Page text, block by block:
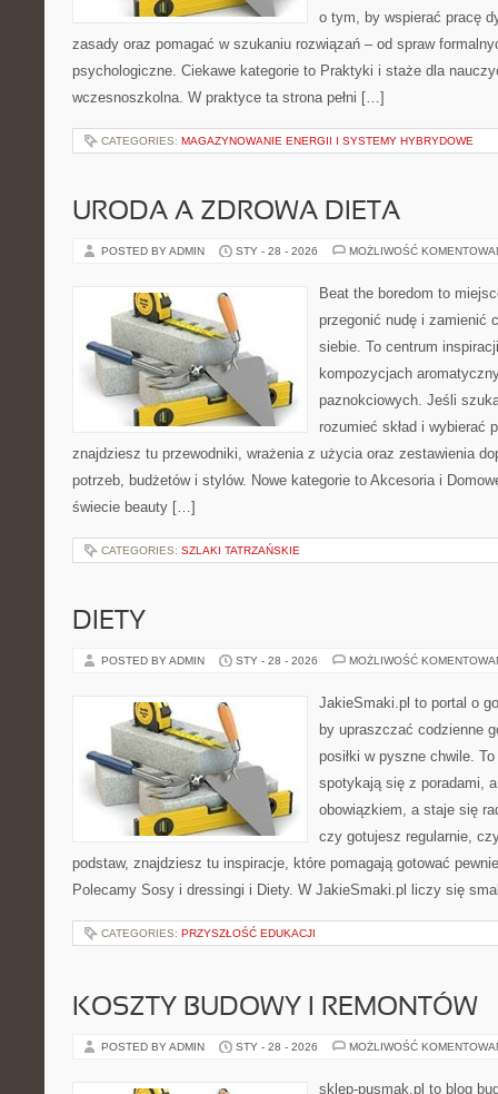
o tym, by wspierać pracę
zasady oraz pomagać w szukaniu rozwiązań – od spraw
psychologiczne. Ciekawe kategorie to Praktyki i staże dla
wczesnoszkolna. W praktyce ta strona pełni […]
CATEGORIES: MAGAZYNOWANIE ENERGII I SYSTEMY HYBRYDOWE
URODA A ZDROWA DIETA
POSTED BY ADMIN STY - 28 - 2026 MOŻLIWOŚĆ
Beat the boredom to
przegonić nudę i zamienić
siebie. To centrum
kompozycjach
paznokciowych. Jeśli
rozumieć skład i wybierać
znajdziesz tu przewodniki, wrażenia z użycia oraz zestawienia
potrzeb, budżetów i stylów. Nowe kategorie to Akcesoria i
świecie beauty […]
CATEGORIES: SZLAKI TATRZAŃSKIE
DIETY
POSTED BY ADMIN STY - 28 - 2026 MOŻLIWOŚĆ
JakieSmaki.pl to portal o
by upraszczać codzienne
posiłki w pyszne chwile.
spotykają się z poradami,
obowiązkiem, a staje się
czy gotujesz regularnie,
podstaw, znajdziesz tu inspiracje, które pomagają gotować
Polecamy Sosy i dressingi i Diety. W JakieSmaki.pl liczy się
CATEGORIES: PRZYSZŁOŚĆ EDUKACJI
KOSZTY BUDOWY I REMONTÓW
POSTED BY ADMIN STY - 28 - 2026 MOŻLIWOŚĆ
sklep-pusmak.pl to blog